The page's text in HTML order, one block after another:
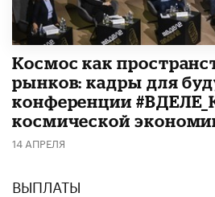
Космос как
рынков: кадры для
конференции
космической
14 АПРЕЛЯ
ВЫПЛАТЫ